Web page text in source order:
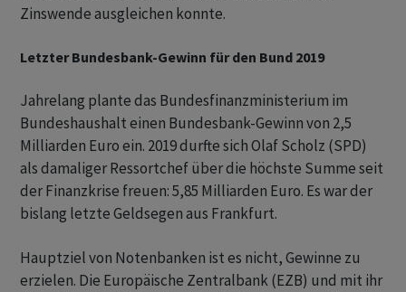
Zinswende ausgleichen konnte.
Letzter Bundesbank-Gewinn für den Bund 2019
Jahrelang plante das Bundesfinanzministerium im
Bundeshaushalt einen Bundesbank-Gewinn von 2,5
Milliarden Euro ein. 2019 durfte sich Olaf Scholz (SPD)
als damaliger Ressortchef über die höchste Summe seit
der Finanzkrise freuen: 5,85 Milliarden Euro. Es war der
bislang letzte Geldsegen aus Frankfurt.
Hauptziel von Notenbanken ist es nicht, Gewinne zu
erzielen. Die Europäische Zentralbank (EZB) und mit ihr